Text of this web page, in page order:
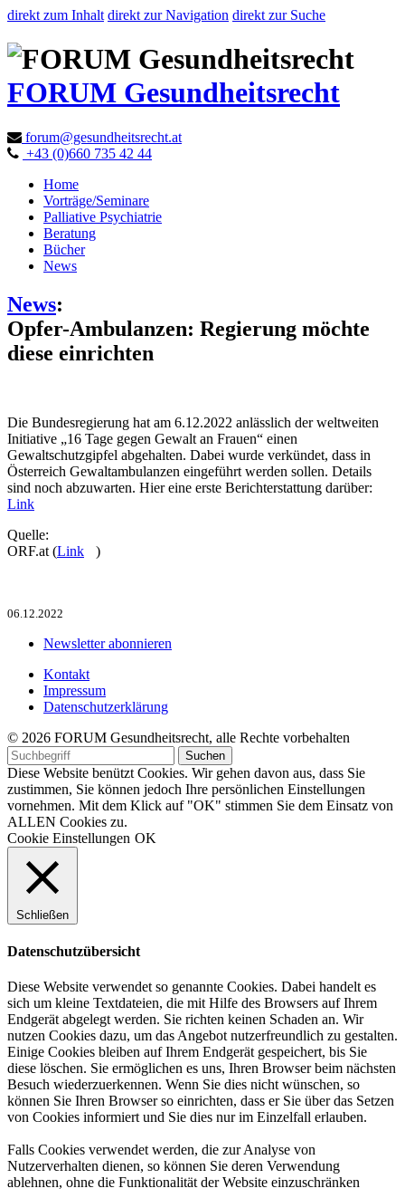
direkt zum Inhalt direkt zur Navigation direkt zur Suche
FORUM Gesundheitsrecht
forum@gesundheitsrecht.at
+43 (0)660 735 42 44
Home
Vorträge/Seminare
Palliative Psychiatrie
Beratung
Bücher
News
News:
Opfer-Ambulanzen: Regierung möchte
diese einrichten
Die Bundesregierung hat am 6.12.2022 anlässlich der weltweiten
Initiative „16 Tage gegen Gewalt an Frauen“ einen
Gewaltschutzgipfel abgehalten. Dabei wurde verkündet, dass in
Österreich Gewaltambulanzen eingeführt werden sollen. Details
sind noch abzuwarten. Hier eine erste Berichterstattung darüber:
Link
Quelle:
ORF.at (Link )
06.12.2022
Newsletter abonnieren
Kontakt
Impressum
Datenschutzerklärung
© 2026 FORUM Gesundheitsrecht, alle Rechte vorbehalten
Diese Website benützt Cookies. Wir gehen davon aus, dass Sie
zustimmen, Sie können jedoch Ihre persönlichen Einstellungen
vornehmen. Mit dem Klick auf "OK" stimmen Sie dem Einsatz von
ALLEN Cookies zu.
Cookie Einstellungen OK
Schließen
Datenschutzübersicht
Diese Website verwendet so genannte Cookies. Dabei handelt es
sich um kleine Textdateien, die mit Hilfe des Browsers auf Ihrem
Endgerät abgelegt werden. Sie richten keinen Schaden an. Wir
nutzen Cookies dazu, um das Angebot nutzerfreundlich zu gestalten.
Einige Cookies bleiben auf Ihrem Endgerät gespeichert, bis Sie
diese löschen. Sie ermöglichen es uns, Ihren Browser beim nächsten
Besuch wiederzuerkennen. Wenn Sie dies nicht wünschen, so
können Sie Ihren Browser so einrichten, dass er Sie über das Setzen
von Cookies informiert und Sie dies nur im Einzelfall erlauben.
Falls Cookies verwendet werden, die zur Analyse von
Nutzerverhalten dienen, so können Sie deren Verwendung
ablehnen, ohne die Funktionalität der Website einzuschränken